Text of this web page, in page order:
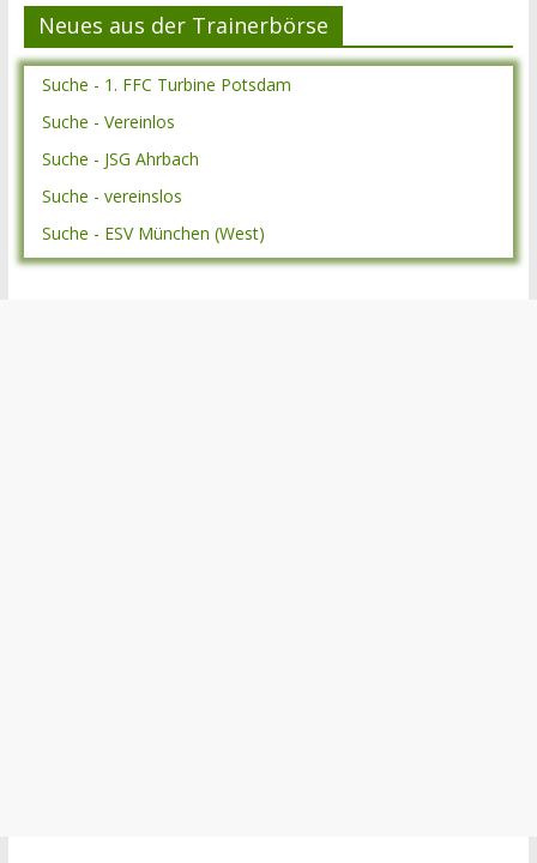
Neues aus der Trainerbörse
Suche - 1. FFC Turbine Potsdam
Suche - Vereinlos
Suche - JSG Ahrbach
Suche - vereinslos
Suche - ESV München (West)